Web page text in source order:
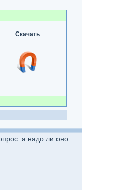
Скачать
а надо ли оно .